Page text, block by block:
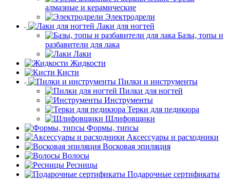
алмазные и керамические
Электродрели
Лаки для ногтей
Базы, топы и
разбавители для лака
Лаки
Жидкости
Кисти
Пилки и инструменты
Пилки для ногтей
Инструменты
Терки для педикюра
Шлифовщики
Формы, типсы
Аксессуары и расходники
Восковая эпиляция
Волосы
Ресницы
Подарочные сертификаты